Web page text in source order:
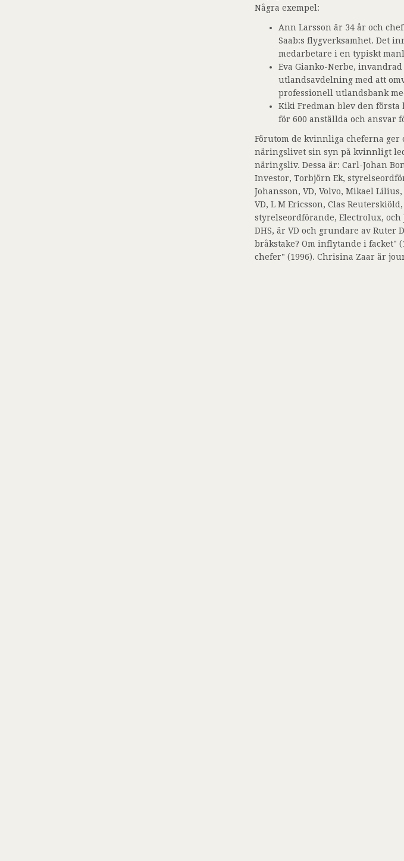
Några exempel:
Ann Larsson är 34 år och
Saab:s flygverksamhet. Det
medarbetare i en typiskt
Eva Gianko-Nerbe,
utlandsavdelning med att
professionell utlandsbank
Kiki Fredman blev den första
för 600 anställda och ansvar
Förutom de kvinnliga cheferna ger
näringslivet sin syn på kvinnligt
näringsliv. Dessa är: Carl-Johan
Investor, Torbjörn Ek,
Johansson, VD, Volvo, Mikael
VD, L M Ericsson, Clas
styrelseordförande, Electrolux, och
DHS, är VD och grundare av
bråkstake? Om inflytande i facket"
chefer" (1996). Chrisina Zaar är